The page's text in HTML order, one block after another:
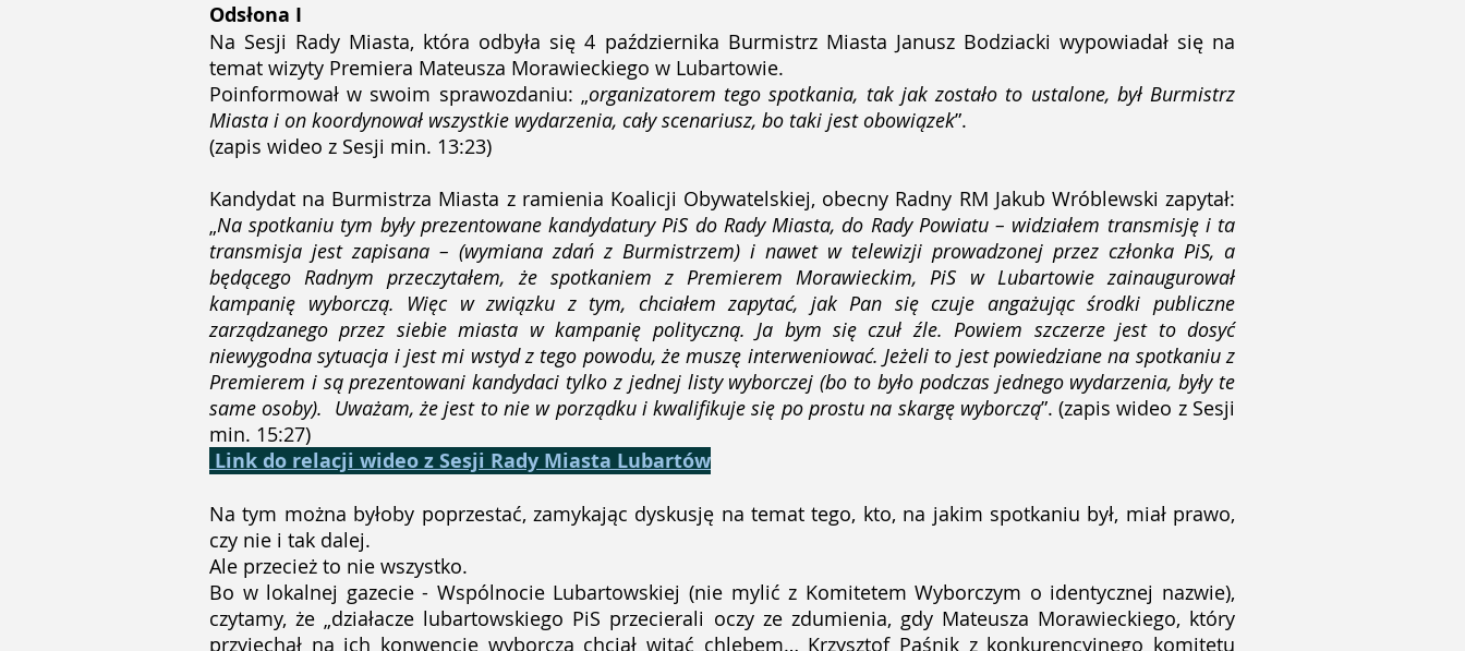
Odsłona I
Na Sesji Rady Miasta, która odbyła się 4 października Burmistrz Miasta Janusz Bodziacki wypowiadał się na
temat wizyty Premiera Mateusza Morawieckiego w Lubartowie.
Poinformował w swoim sprawozdaniu: „organizatorem tego spotkania, tak jak zostało to ustalone, był Burmistrz
Miasta i on koordynował wszystkie wydarzenia, cały scenariusz, bo taki jest obowiązek”.
(zapis wideo z Sesji min. 13:23)
Kandydat na Burmistrza Miasta z ramienia Koalicji Obywatelskiej, obecny Radny RM Jakub Wróblewski zapytał:
„Na spotkaniu tym były prezentowane kandydatury PiS do Rady Miasta, do Rady Powiatu – widziałem transmisję i ta
transmisja jest zapisana – (wymiana zdań z Burmistrzem) i nawet w telewizji prowadzonej przez członka PiS, a
będącego Radnym przeczytałem, że spotkaniem z Premierem Morawieckim, PiS w Lubartowie zainaugurował
kampanię wyborczą. Więc w związku z tym, chciałem zapytać, jak Pan się czuje angażując środki publiczne
zarządzanego przez siebie miasta w kampanię polityczną. Ja bym się czuł źle. Powiem szczerze jest to dosyć
niewygodna sytuacja i jest mi wstyd z tego powodu, że muszę interweniować. Jeżeli to jest powiedziane na spotkaniu z
Premierem i są prezentowani kandydaci tylko z jednej listy wyborczej (bo to było podczas jednego wydarzenia, były te
same osoby). Uważam, że jest to nie w porządku i kwalifikuje się po prostu na skargę wyborczą”. (zapis wideo z Sesji
min. 15:27)
Link do relacji wideo z Sesji Rady Miasta Lubartów
Na tym można byłoby poprzestać, zamykając dyskusję na temat tego, kto, na jakim spotkaniu był, miał prawo,
czy nie i tak dalej.
Ale przecież to nie wszystko.
Bo w lokalnej gazecie - Wspólnocie Lubartowskiej (nie mylić z Komitetem Wyborczym o identycznej nazwie),
czytamy, że „działacze lubartowskiego PiS przecierali oczy ze zdumienia, gdy Mateusza Morawieckiego, który
przyjechał na ich konwencję wyborczą chciał witać chlebem… Krzysztof Paśnik z konkurencyjnego komitetu